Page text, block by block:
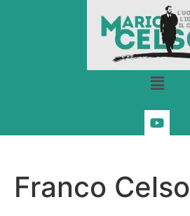
Franco Celso